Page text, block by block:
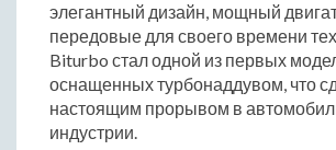
элегантный дизайн, мощный
передовые для своего времени
Biturbo стал одной из первых
оснащенных турбонаддувом, что
настоящим прорывом в
индустрии.